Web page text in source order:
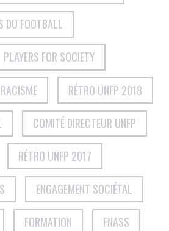
DU FOOTBALL
PLAYERS FOR SOCIETY
RACISME RÉTRO UNFP 2018
COMITÉ DIRECTEUR UNFP
RÉTRO UNFP 2017
ENGAGEMENT SOCIÉTAL
FORMATION FNASS